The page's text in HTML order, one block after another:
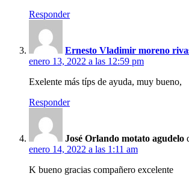
Responder
Ernesto Vladimir moreno
enero 13, 2022 a las 12:59 pm
Exelente más típs de ayuda, muy bueno,
Responder
José Orlando motato agudelo
enero 14, 2022 a las 1:11 am
K bueno gracias compañero excelente